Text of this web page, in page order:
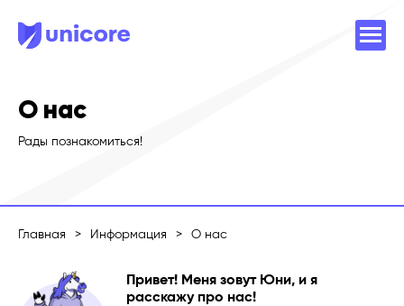
О нас
Рады познакомиться!
Главная > Информация > О нас
Привет! Меня зовут Юни, и я
расскажу про нас!